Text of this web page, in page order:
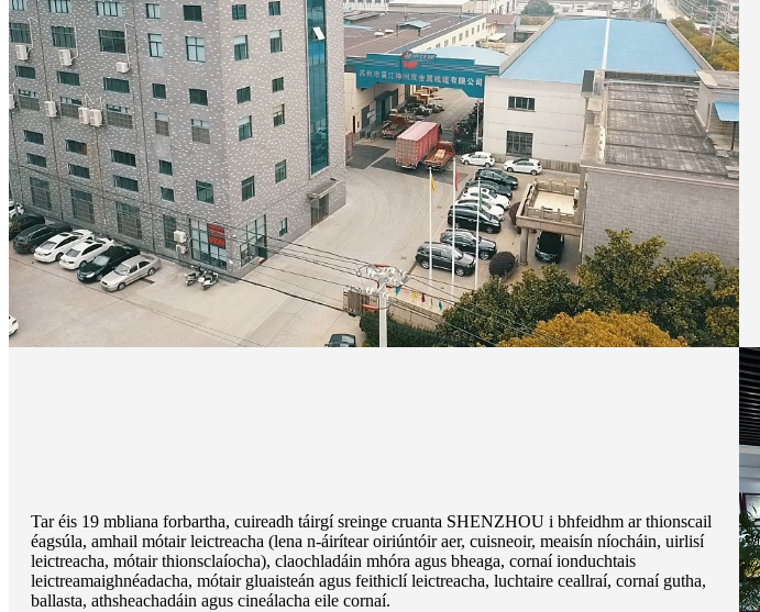
Tar éis 19 mbliana forbartha, cuireadh táirgí sreinge cruanta SHENZHOU i bhfeidhm ar thionscail
éagsúla, amhail mótair leictreacha (lena n-áirítear oiriúntóir aer, cuisneoir, meaisín níocháin, uirlisí
leictreacha, mótair thionsclaíocha), claochladáin mhóra agus bheaga, cornaí ionduchtais
leictreamaighnéadacha, mótair gluaisteán agus feithiclí leictreacha, luchtaire ceallraí, cornaí gutha,
ballasta, athsheachadáin agus cineálacha eile cornaí.